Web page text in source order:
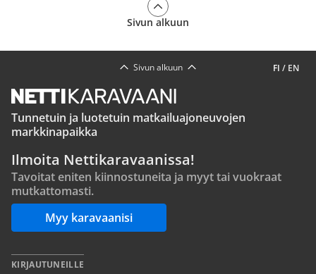
Sivun alkuun
FI / EN
Sivun alkuun
Tunnetuin ja luotetuin matkailuajoneuvojen
markkinapaikka
Ilmoita Nettikaravaanissa!
Tavoitat eniten kiinnostuneita ja myyt tai vuokraat
mutkattomasti.
Myy karavaanisi
KIRJAUTUNEILLE